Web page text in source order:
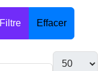
Filtre Effacer